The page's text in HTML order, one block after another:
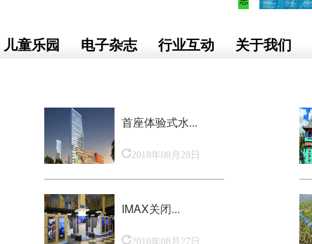
儿童乐园 电子杂志 行业互动 关于我们
首座体验式水...
2018年08月28日
IMAX关闭...
2018年08月27日